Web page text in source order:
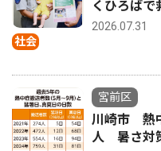
社会
くひろばで
2026.07.31
宮前区
川崎市 熱
人 暑さ対